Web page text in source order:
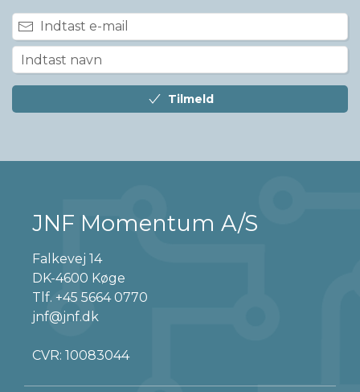
Tilmeld
JNF Momentum A/S
Falkevej 14
DK-4600 Køge
Tlf. +45 5664 0770
jnf@jnf.dk
CVR: 10083044